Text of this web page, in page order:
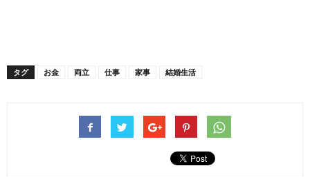
タグ お金 両立 仕事 家事 結婚生活